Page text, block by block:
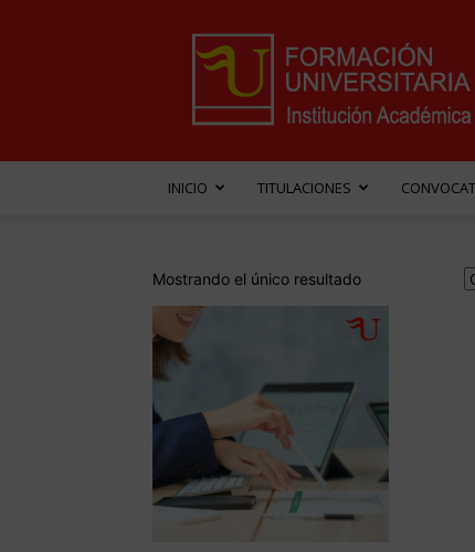
Formación
Universitaria
INICIO TITULACIONES
Mostrando el único resultado